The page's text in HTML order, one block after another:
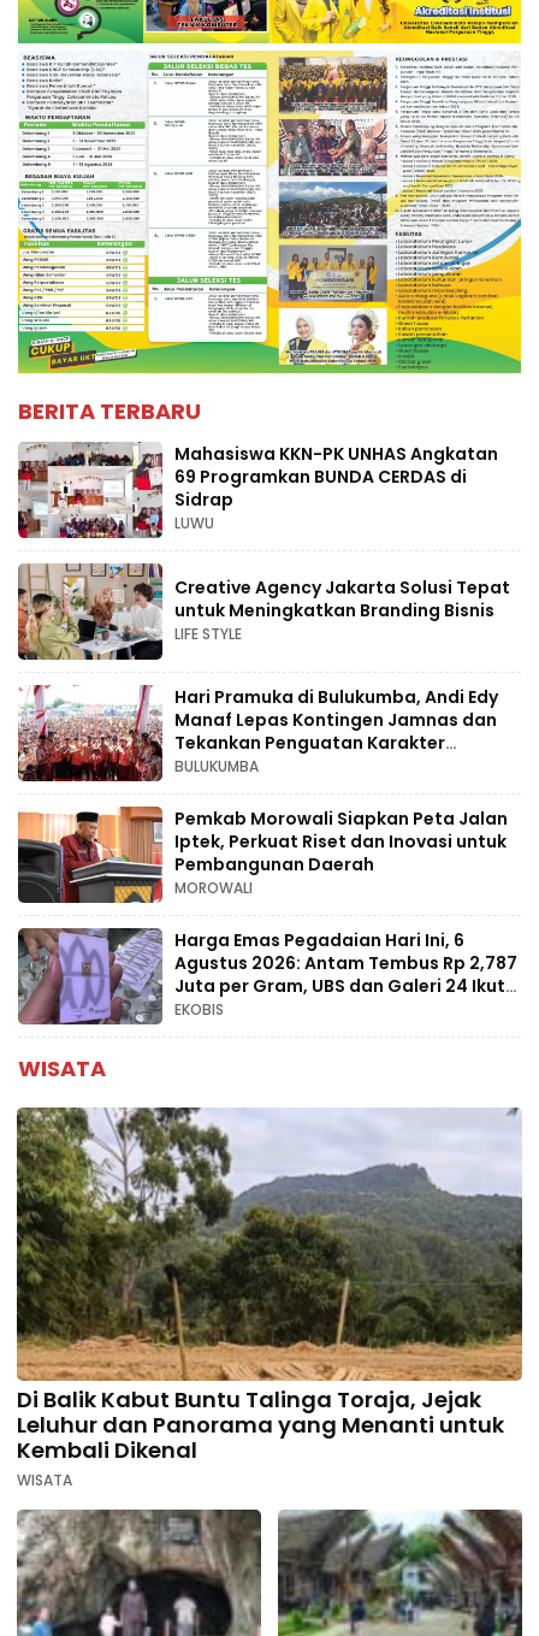
BERITA TERBARU
Mahasiswa KKN-PK UNHAS Angkatan
69 Programkan BUNDA CERDAS di
Sidrap
LUWU
Creative Agency Jakarta Solusi Tepat
untuk Meningkatkan Branding Bisnis
LIFE STYLE
Hari Pramuka di Bulukumba, Andi Edy
Manaf Lepas Kontingen Jamnas dan
Tekankan Penguatan Karakter
Generasi Muda
BULUKUMBA
Pemkab Morowali Siapkan Peta Jalan
Iptek, Perkuat Riset dan Inovasi untuk
Pembangunan Daerah
MOROWALI
Harga Emas Pegadaian Hari Ini, 6
Agustus 2026: Antam Tembus Rp 2,787
Juta per Gram, UBS dan Galeri 24 Ikut
Naik
EKOBIS
WISATA
Di Balik Kabut Buntu Talinga Toraja, Jejak
Leluhur dan Panorama yang Menanti untuk
Kembali Dikenal
WISATA